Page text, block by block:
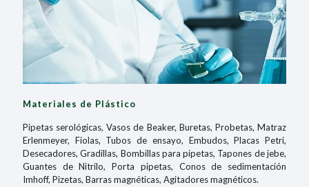
Materiales de Plástico
Pipetas serológicas, Vasos de Beaker, Buretas, Probetas, Matraz
Erlenmeyer, Fiolas, Tubos de ensayo, Embudos, Placas Petri,
Desecadores, Gradillas, Bombillas para pipetas, Tapones de jebe,
Guantes de Nitrilo, Porta pipetas, Conos de sedimentación
Imhoff, Pizetas, Barras magnéticas, Agitadores magnéticos.